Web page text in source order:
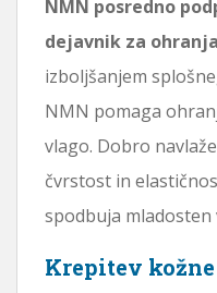
NMN posredno
dejavnik za
izboljšanjem
NMN pomaga
vlago. Dobro
čvrstost in
spodbuja mladosten
Krepitev